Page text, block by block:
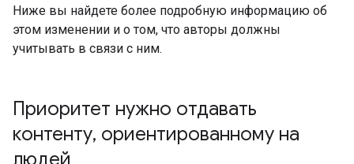
Ниже вы найдете более подробную информацию об
этом изменении и о том, что авторы должны
учитывать в связи с ним.
Приоритет нужно отдавать
контенту, ориентированному на
людей